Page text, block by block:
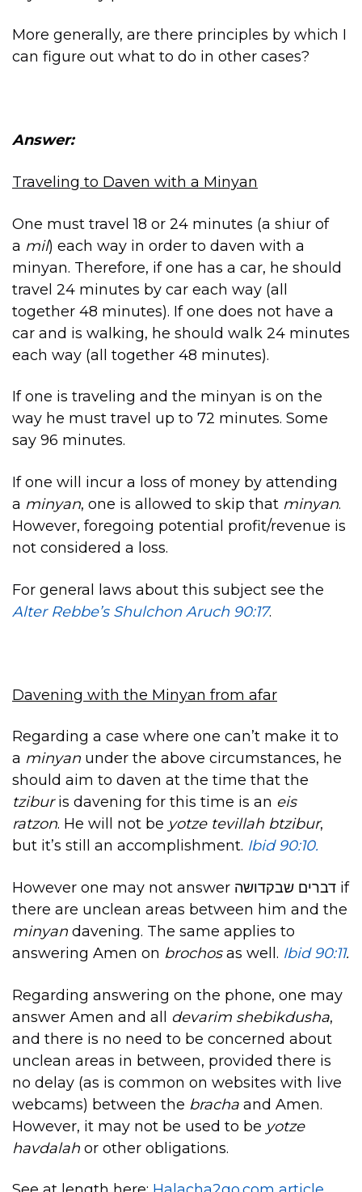
More generally, are there principles by which I
can figure out what to do in other cases?
Answer:
Traveling to Daven with a Minyan
One must travel 18 or 24 minutes (a shiur of
a mil) each way in order to daven with a
minyan. Therefore, if one has a car, he should
travel 24 minutes by car each way (all
together 48 minutes). If one does not have a
car and is walking, he should walk 24 minutes
each way (all together 48 minutes).
If one is traveling and the minyan is on the
way he must travel up to 72 minutes. Some
say 96 minutes.
If one will incur a loss of money by attending
a minyan, one is allowed to skip that minyan.
However, foregoing potential profit/revenue is
not considered a loss.
For general laws about this subject see the
Alter Rebbe’s Shulchon Aruch 90:17.
Davening with the Minyan from afar
Regarding a case where one can’t make it to
a minyan under the above circumstances, he
should aim to daven at the time that the
tziburis davening for this time is an eis
ratzon. He will not be yotze tevillah btzibur,
but it’s still an accomplishment. Ibid 90:10.
However one may not answer דברים שבקדושה if
there are unclean areas between him and the
minyan davening. The same applies to
answering Amen on brochosas well. Ibid 90:11.
Regarding answering on the phone, one may
answer Amen and all devarim shebikdusha,
and there is no need to be concerned about
unclean areas in between, provided there is
no delay (as is common on websites with live
webcams) between the bracha and Amen.
However, it may not be used to be yotze
havdalah or other obligations.